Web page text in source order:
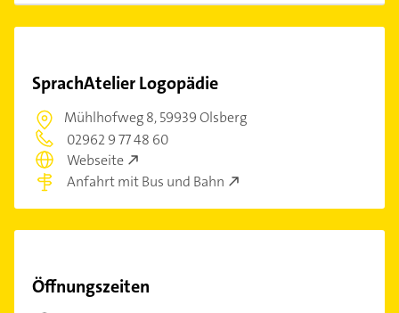
SprachAtelier Logopädie
Mühlhofweg 8,59939 Olsberg
02962 9 77 48 60
Webseite
Anfahrt mit Bus und Bahn
Öffnungszeiten